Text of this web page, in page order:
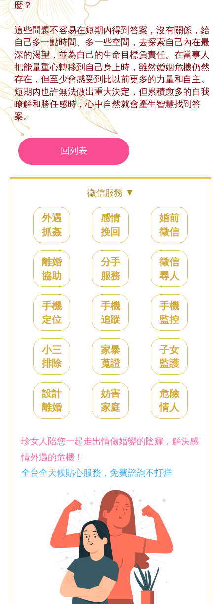
麼？
這些問題不容易在短期內得到答案，沒有關係，給
自己多一點時間、多一些空間，去探索自己內在最
深的渴望，並為自己的生命目標負責任。在當事人
把能量重心轉移到自己身上時，雖然婚姻危機仍然
存在，但至少會感受到比以前更多的力量和自主。
短期內也許無法做出重大決定，但累積愈多的自我
瞭解和勝任感時，心中自然就會產生智慧找到答
案。
回列表
徵信服務 ▼
外遇
抓姦
感情
挽回
婚前
徵信
離婚
協助
分手
服務
徵信
尋人
手機
定位
手機
追蹤
手機
監控
小三
排除
家暴
蒐證
子女
監護
設計
離婚
妨害
家庭
危險
情人
珍女人陪您一起走出情傷婚變的陰霾，解決感
情外遇的危機！
全台全天候貼心服務，免費諮詢不打烊